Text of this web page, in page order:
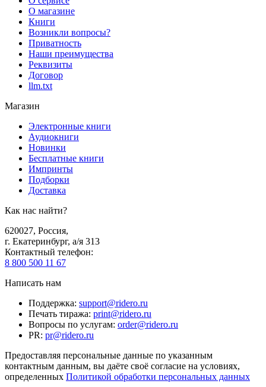
О магазине
Книги
Возникли вопросы?
Приватность
Наши преимущества
Реквизиты
Договор
llm.txt
Магазин
Электронные книги
Аудиокниги
Новинки
Бесплатные книги
Импринты
Подборки
Доставка
Как нас найти?
620027, Россия,
г. Екатеринбург, а/я 313
Контактный телефон:
8 800 500 11 67
Написать нам
Поддержка: support@ridero.ru
Печать тиража: print@ridero.ru
Вопросы по услугам: order@ridero.ru
PR: pr@ridero.ru
Предоставляя персональные данные по указанным
контактным данным, вы даёте своё согласие на условиях,
определенных Политикой обработки персональных данных